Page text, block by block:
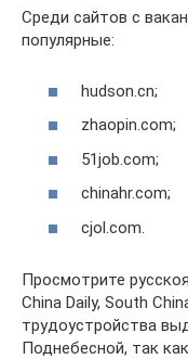
Среди сайтов с
популярные:
hudson.cn;
zhaopin.com;
51job.com;
chinahr.com;
cjol.com.
Просмотрите
China Daily, South
трудоустройства
Поднебесной, так